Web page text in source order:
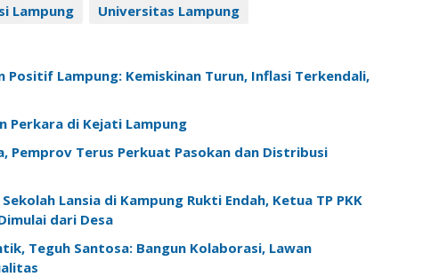
Lampung Universitas Lampung
Positif Lampung: Kemiskinan Turun, Inflasi Terkendali,
Perkara di Kejati Lampung
Pemprov Terus Perkuat Pasokan dan Distribusi
Lansia di Kampung Rukti Endah, Ketua TP PKK
dari Desa
Teguh Santosa: Bangun Kolaborasi, Lawan